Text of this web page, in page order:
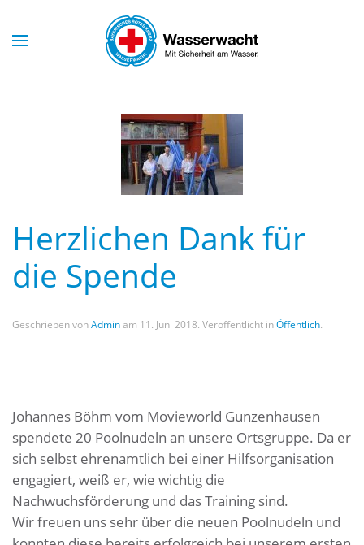
Skip to main content
Herzlichen Dank für
die Spende
Geschrieben vonAdminam 11. Juni 2018. Veröffentlicht inÖffentlich.
Johannes Böhm vom Movieworld Gunzenhausen
spendete 20 Poolnudeln an unsere Ortsgruppe. Da er
sich selbst ehrenamtlich bei einer Hilfsorganisation
engagiert, weiß er, wie wichtig die
Nachwuchsförderung und das Training sind.
Wir freuen uns sehr über die neuen Poolnudeln und